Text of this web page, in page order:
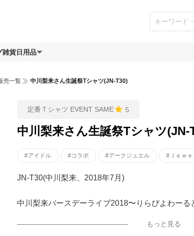
雑貨日用品
売一覧 中川梨来さん生誕祭Tシャツ(JN-T30)
定番Ｔシャツ EVENT SAME 5
中川梨来さん生誕祭Tシャツ(JN-
#アイドル #コラボ #アークジュエル #Ｊｅｗ
JN-T30(中川梨来、2018年7月)
中川梨来バースデーライブ2018〜りらぴよわー
もっと見る